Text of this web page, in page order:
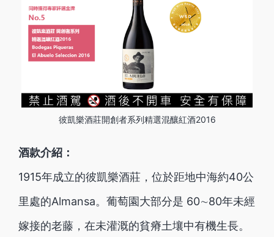
彼凱樂酒莊開創者系列精選混釀紅酒2016
酒款介紹：
1915年成立的彼凱樂酒莊，位於距地中海約40公
里處的Almansa。葡萄園大部分是 60∼80年未經
嫁接的老藤，在未灌溉的貧瘠土壤中有機生長。